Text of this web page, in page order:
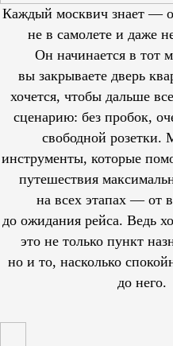
Каждый москвич знает —
не в самолете и даже
Он начинается в тот
вы закрываете дверь
хочется, чтобы дальше
сценарию: без пробок,
свободной розетки.
инструменты, которые
путешествия
на всех этапах — от
до ожидания рейса. Ведь
это не только пункт
но и то, насколько
до него.